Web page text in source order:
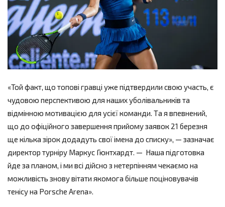
«Той факт, що топові гравці уже підтвердили свою участь, є
чудовою перспективою для наших уболівальників та
відмінною мотивацією для усієї команди. Та я впевнений,
що до офіційного завершення прийому заявок 21 березня
ще кілька зірок додадуть свої імена до списку», — зазначає
директор турніру Маркус Гюнтхардт. — Наша підготовка
йде за планом, і ми всі дійсно з нетерпінням чекаємо на
можливість знову вітати якомога більше поціновувачів
тенісу на Porsche Arena».